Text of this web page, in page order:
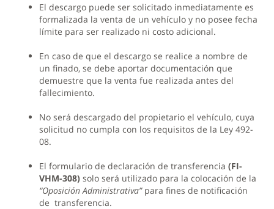
El descargo puede ser solicitado inmediatamente es
formalizada la venta de un vehículo y no posee fecha
límite para ser realizado ni costo adicional.
En caso de que el descargo se realice a nombre de
un finado, se debe aportar documentación que
demuestre que la venta fue realizada antes del
fallecimiento.
No será descargado del propietario el vehículo, cuya
solicitud no cumpla con los requisitos de la Ley 492-
08.
El formulario de declaración de transferencia (FI-
VHM-308)solo será utilizado para la colocación de la
“Oposición Administrativa” para fines de notificación
de transferencia.